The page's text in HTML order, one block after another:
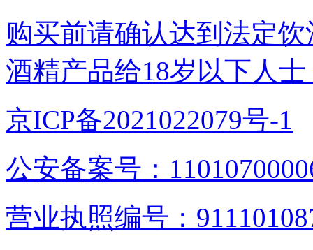
购买前请确认达到法定
酒精产品给18岁以下人士
京ICP备2021022079号-1
公安备案号：
营业执照编号：